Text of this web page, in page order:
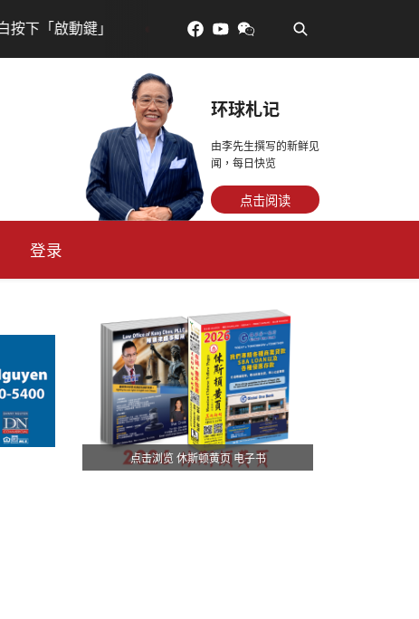
• 室內蹦極掀起健身新體驗，來一場充滿笑聲與活力的空中
环球札记
由李先生撰写的新鲜见
闻，每日快览
点击阅读
登录
点击浏览 休斯顿黄页 电子书